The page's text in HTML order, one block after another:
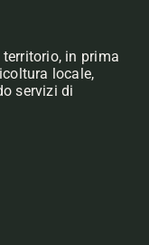
in prima
locale,
servizi di